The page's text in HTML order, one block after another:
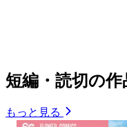
短編・読切の作
もっと見る